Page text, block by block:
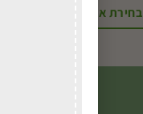
בחירת אפשרויות